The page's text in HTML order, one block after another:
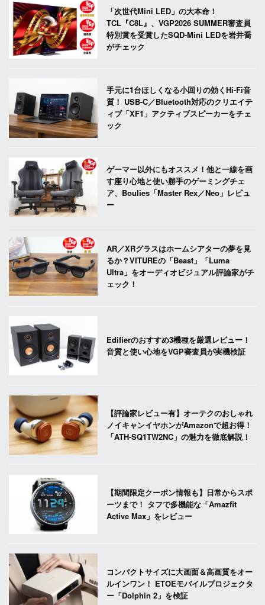
「次世代Mini LED」の大本命！
TCL『C8L』、VGP2026 SUMMER審査員
特別賞を受賞したSQD-Mini LEDを岩井喬
がチェック
手元に1台ほしくなる小回りの効くHi-Fi音
質！ USB-C／Bluetooth対応のクリエイテ
ィブ「XF1」アクティブスピーカーをチェ
ック
ゲーマー以外にもオススメ！他と一線を画
す座り心地と使い勝手のゲーミングチェ
ア、Boulies「Master Rex／Neo」レビュ
ー
AR／XRグラスはホームシアターの夢を見
るか？VITUREの「Beast」「Luma
Ultra」をオーディオビジュアル評論家がチ
ェック！
Edifierのおすすめ3機種を厳選レビュー！
音質と使い心地をVGP審査員が実機検証
【評論家レビュー有】オーテクのおしゃれ
ノイキャンイヤホンがAmazonで超お得！
「ATH-SQ1TW2NC」の魅力を徹底解説！
【期間限定クーポン情報も】日常からスポ
ーツまで！ タフで多機能な「Amazfit
Active Max」をレビュー
コンパクトサイズに大画面＆高画質をオー
ルインワン！ ETOEモバイルプロジェクタ
ー「Dolphin 2」を検証